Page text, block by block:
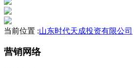
当前位置 :山东时代天成投资有限公司
营销网络